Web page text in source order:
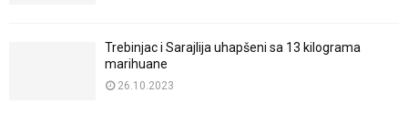
Trebinjac i Sarajlija uhapšeni sa 13 kilograma
marihuane
26.10.2023